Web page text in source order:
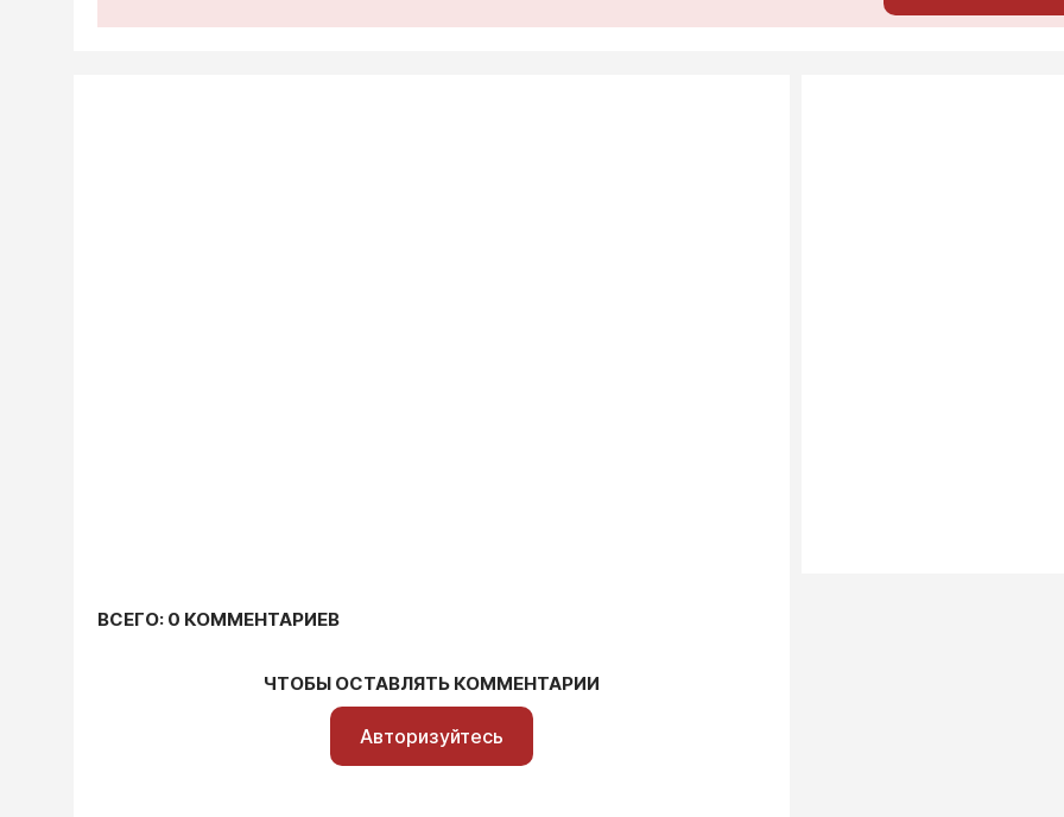
ВСЕГО: 0 КОММЕНТАРИЕВ
ЧТОБЫ ОСТАВЛЯТЬ КОММЕНТАРИИ
Авторизуйтесь